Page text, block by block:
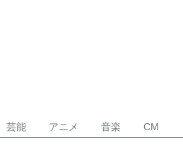
芸能 アニメ 音楽 CM